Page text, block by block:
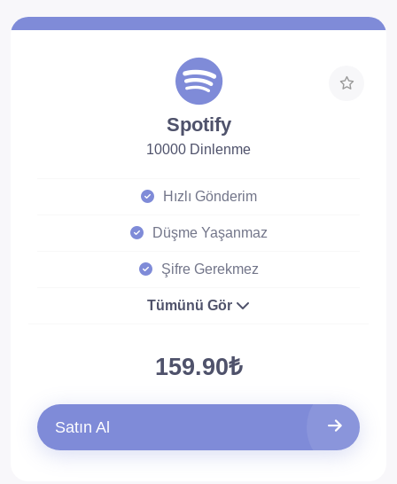
Spotify
10000 Dinlenme
Hızlı Gönderim
Düşme Yaşanmaz
Şifre Gerekmez
Tümünü Gör
159.90₺
Satın Al